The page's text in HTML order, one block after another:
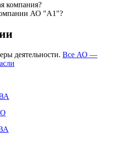
компания?
АО "А1"?
деятельности. Все АО —